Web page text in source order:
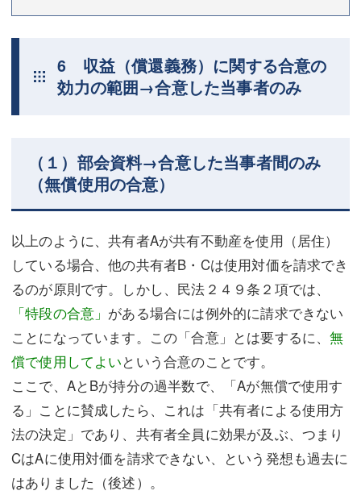
6 収益（償還義務）に関する合意の
効力の範囲→合意した当事者のみ
（１）部会資料→合意した当事者間のみ
（無償使用の合意）
以上のように、共有者Aが共有不動産を使用（居住）
している場合、他の共有者B・Cは使用対価を請求でき
るのが原則です。しかし、民法２４９条２項では、
「特段の合意」 がある場合には例外的に請求できない
ことになっています。この「合意」とは要するに、無
償で使用してよいという合意のことです。
ここで、AとBが持分の過半数で、「Aが無償で使用す
る」ことに賛成したら、これは「共有者による使用方
法の決定」であり、共有者全員に効果が及ぶ、つまり
CはAに使用対価を請求できない、という発想も過去に
はありました（後述）。